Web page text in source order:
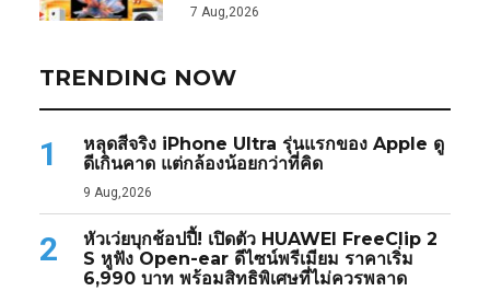
7 Aug,2026
TRENDING NOW
1
หลุดสีจริง iPhone Ultra รุ่นแรกของ Apple ดู
ดีเกินคาด แต่กล้องน้อยกว่าที่คิด
9 Aug,2026
2
หัวเว่ยบุกช้อปปี้! เปิดตัว HUAWEI FreeClip 2
S หูฟัง Open-ear ดีไซน์พรีเมียม ราคาเริ่ม
6,990 บาท พร้อมสิทธิพิเศษที่ไม่ควรพลาด